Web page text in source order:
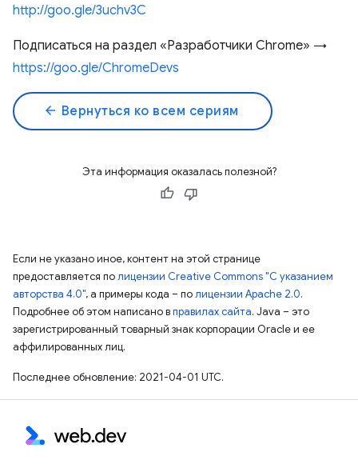
http://goo.gle/3uchv3C
Подписаться на раздел «Разработчики Chrome» →
https://goo.gle/ChromeDevs
arrow_back Вернуться ко всем сериям
Эта информация оказалась полезной?
Если не указано иное, контент на этой странице
предоставляется полицензии Creative Commons "С указанием
авторства 4.0", а примеры кода – полицензии Apache 2.0.
Подробнее об этом написано вправилах сайта. Java – это
зарегистрированный товарный знак корпорации Oracle и ее
аффилированных лиц.
Последнее обновление: 2021-04-01 UTC.